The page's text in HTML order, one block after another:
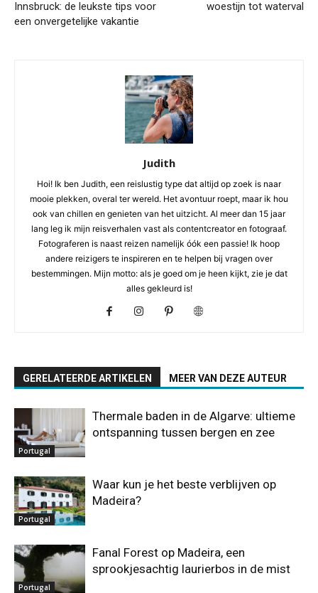
Innsbruck: de leukste tips voor
een onvergetelijke vakantie
woestijn tot waterval
Judith
Hoi! Ik ben Judith, een reislustig type dat altijd op zoek is naar
mooie plekken, overal ter wereld. Het avontuur roept, maar ik hou
ook van chillen en genieten van het uitzicht. Al meer dan 15 jaar
lang leg ik mijn reisverhalen vast als contentcreator en fotograaf.
Fotograferen is naast reizen namelijk óók een passie! Ik hoop
andere reizigers te inspireren en te helpen bij vragen over
bestemmingen. Mijn motto: als je goed om je heen kijkt, zie je dat
alles gekleurd is!
GERELATEERDE ARTIKELEN MEER VAN DEZE AUTEUR
Portugal
Thermale baden in de Algarve: ultieme
ontspanning tussen bergen en zee
Portugal
Waar kun je het beste verblijven op
Madeira?
Portugal
Fanal Forest op Madeira, een
sprookjesachtig laurierbos in de mist